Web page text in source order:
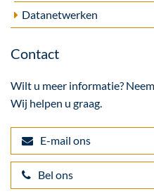
Datanetwerken
Contact
Wilt u meer informatie?
Wij helpen u graag.
E-mail ons
Bel ons